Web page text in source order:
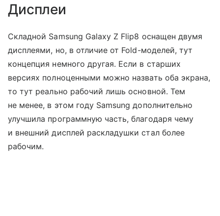
Дисплеи
Складной Samsung Galaxy Z Flip8 оснащен двумя
дисплеями, но, в отличие от Fold-моделей, тут
концепция немного другая. Если в старших
версиях полноценными можно назвать оба экрана,
то тут реально рабочий лишь основной. Тем
не менее, в этом году Samsung дополнительно
улучшила программную часть, благодаря чему
и внешний дисплей раскладушки стал более
рабочим.